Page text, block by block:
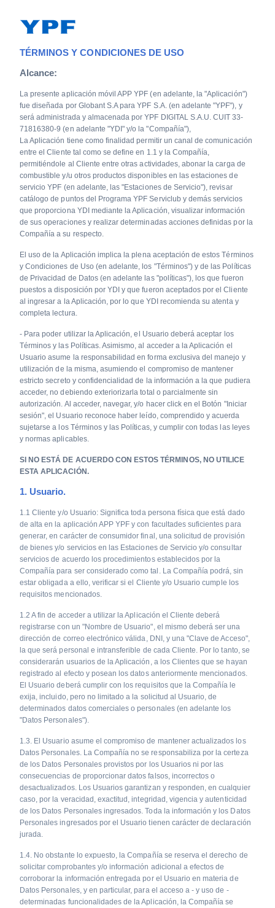
TÉRMINOS Y CONDICIONES DE USO
Alcance:
La presente aplicación móvil APP YPF (en adelante, la "Aplicación")
fue diseñada por Globant S.A para YPF S.A. (en adelante "YPF"), y
será administrada y almacenada por YPF DIGITAL S.A.U. CUIT 33-
71816380-9 (en adelante "YDI" y/o la "Compañía"),
La Aplicación tiene como finalidad permitir un canal de comunicación
entre el Cliente tal como se define en 1.1 y la Compañía,
permitiéndole al Cliente entre otras actividades, abonar la carga de
combustible y/u otros productos disponibles en las estaciones de
servicio YPF (en adelante, las "Estaciones de Servicio"), revisar
catálogo de puntos del Programa YPF Serviclub y demás servicios
que proporciona YDI mediante la Aplicación, visualizar información
de sus operaciones y realizar determinadas acciones definidas por la
Compañía a su respecto.
El uso de la Aplicación implica la plena aceptación de estos Términos
y Condiciones de Uso (en adelante, los "Términos") y de las Políticas
de Privacidad de Datos (en adelante las "políticas"), los que fueron
puestos a disposición por YDI y que fueron aceptados por el Cliente
al ingresar a la Aplicación, por lo que YDI recomienda su atenta y
completa lectura.
- Para poder utilizar la Aplicación, el Usuario deberá aceptar los
Términos y las Políticas. Asimismo, al acceder a la Aplicación el
Usuario asume la responsabilidad en forma exclusiva del manejo y
utilización de la misma, asumiendo el compromiso de mantener
estricto secreto y confidencialidad de la información a la que pudiera
acceder, no debiendo exteriorizarla total o parcialmente sin
autorización. Al acceder, navegar, y/o hacer click en el Botón "Iniciar
sesión", el Usuario reconoce haber leído, comprendido y acuerda
sujetarse a los Términos y las Políticas, y cumplir con todas las leyes
y normas aplicables.
SI NO ESTÁ DE ACUERDO CON ESTOS TÉRMINOS, NO UTILICE
ESTA APLICACIÓN.
1. Usuario.
1.1 Cliente y/o Usuario: Significa toda persona física que está dado
de alta en la aplicación APP YPF y con facultades suficientes para
generar, en carácter de consumidor final, una solicitud de provisión
de bienes y/o servicios en las Estaciones de Servicio y/o consultar
servicios de acuerdo los procedimientos establecidos por la
Compañía para ser considerado como tal. La Compañía podrá, sin
estar obligada a ello, verificar si el Cliente y/o Usuario cumple los
requisitos mencionados.
1.2 A fin de acceder a utilizar la Aplicación el Cliente deberá
registrarse con un "Nombre de Usuario", el mismo deberá ser una
dirección de correo electrónico válida, DNI, y una "Clave de Acceso",
la que será personal e intransferible de cada Cliente. Por lo tanto, se
considerarán usuarios de la Aplicación, a los Clientes que se hayan
registrado al efecto y posean los datos anteriormente mencionados.
El Usuario deberá cumplir con los requisitos que la Compañía le
exija, incluido, pero no limitado a la solicitud al Usuario, de
determinados datos comerciales o personales (en adelante los
"Datos Personales").
1.3. El Usuario asume el compromiso de mantener actualizados los
Datos Personales. La Compañía no se responsabiliza por la certeza
de los Datos Personales provistos por los Usuarios ni por las
consecuencias de proporcionar datos falsos, incorrectos o
desactualizados. Los Usuarios garantizan y responden, en cualquier
caso, por la veracidad, exactitud, integridad, vigencia y autenticidad
de los Datos Personales ingresados. Toda la información y los Datos
Personales ingresados por el Usuario tienen carácter de declaración
jurada.
1.4. No obstante lo expuesto, la Compañía se reserva el derecho de
solicitar comprobantes y/o información adicional a efectos de
corroborar la información entregada por el Usuario en materia de
Datos Personales, y en particular, para el acceso a - y uso de -
determinadas funcionalidades de la Aplicación, la Compañía se